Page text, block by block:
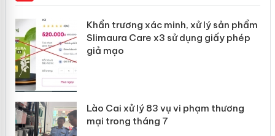
Khẩn trương xác minh, xử lý sản phẩm
Slimaura Care x3 sử dụng giấy phép
giả mạo
Lào Cai xử lý 83 vụ vi phạm thương
mại trong tháng 7